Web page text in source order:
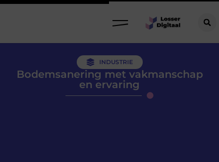
INDUSTRIE
Bodemsanering met vakmanschap
en ervaring